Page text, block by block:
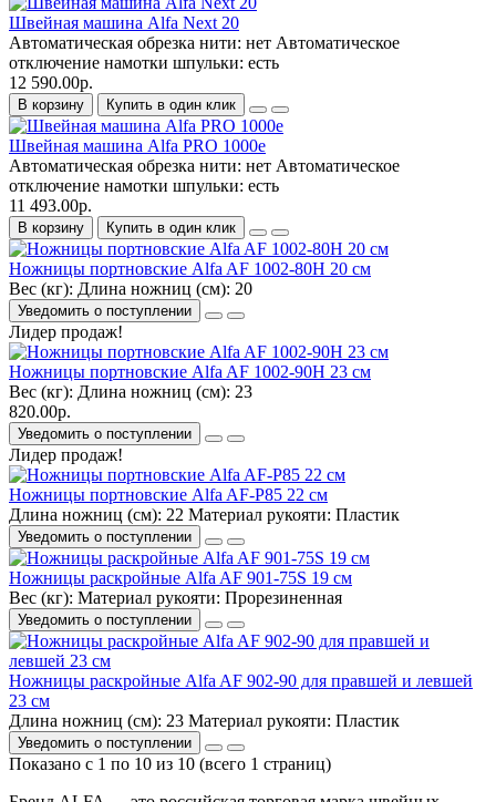
Швейная машина Alfa Next 20
Автоматическая обрезка нити: нет Автоматическое
отключение намотки шпульки: есть
12 590.00р.
В корзину Купить в один клик
Швейная машина Alfa PRO 1000e
Автоматическая обрезка нити: нет Автоматическое
отключение намотки шпульки: есть
11 493.00р.
В корзину Купить в один клик
Ножницы портновские Alfa AF 1002-80H 20 см
Вес (кг): Длина ножниц (см): 20
Уведомить о поступлении
Лидер продаж!
Ножницы портновские Alfa AF 1002-90H 23 см
Вес (кг): Длина ножниц (см): 23
820.00р.
Уведомить о поступлении
Лидер продаж!
Ножницы портновские Alfa AF-Р85 22 см
Длина ножниц (см): 22 Материал рукояти: Пластик
Уведомить о поступлении
Ножницы раскройные Alfa AF 901-75S 19 см
Вес (кг): Материал рукояти: Прорезиненная
Уведомить о поступлении
Ножницы раскройные Alfa AF 902-90 для правшей и левшей
23 см
Длина ножниц (см): 23 Материал рукояти: Пластик
Уведомить о поступлении
Показано с 1 по 10 из 10 (всего 1 страниц)